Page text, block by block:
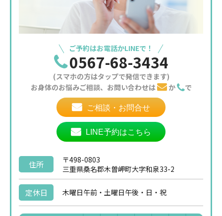
ご予約はお電話かLINEで！
0567-68-3434
(スマホの方はタップで発信できます)
お身体のお悩みご相談、お問い合わせは
か で
ご相談・お問合せ
LINE予約はこちら
住所
〒498-0803
三重県桑名郡木曽岬町大字和泉33-2
定休日 木曜日午前・土曜日午後・日・祝